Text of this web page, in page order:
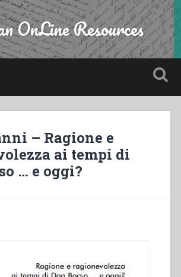
OnLine Resources
– Ragione e
ai tempi di
… e oggi?